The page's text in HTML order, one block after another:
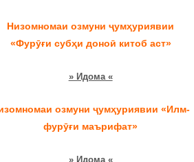
Низомномаи озмуни ҷумҳуриявии
«Фурӯғи субҳи доноӣ китоб аст»
» Идома «
озмуни ҷумҳуриявии «Илм-
фурӯғи маърифат»
» Идома «